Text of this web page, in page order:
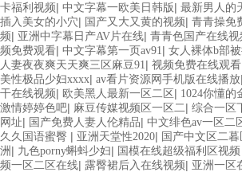
卡福利视频| 中文字幕一欧美日韩版 | 最新男人的
插入美女的小穴| 国产又大又黄的视频| 青青操免
频| 亚洲中字幕日产AV片在线| 青青色国产在线
频免费观看| 中文字幕第一页av91| 女人裸体b部
人妻夜夜爽天天爽三区麻豆91| 视频免费在线观看
美性极品少妇xxxx| av看片资源网手机版在线播放|
干在线视频| 欧美黑人最新一区二区 | 1024你懂的
激情婷婷色吧| 麻豆传媒视频区一区二| 综合一区
网址| 国产免费人妻人伦精品| 中文绯色av一区二
久久国语蜜臀 | 亚洲天堂性2020| 国产中文区二暮
洲 | 九色porny蝌蚪少妇| 国模在线超级福利区视频
频一区二区在线| 露臀裙后入在线视频| 亚洲一区